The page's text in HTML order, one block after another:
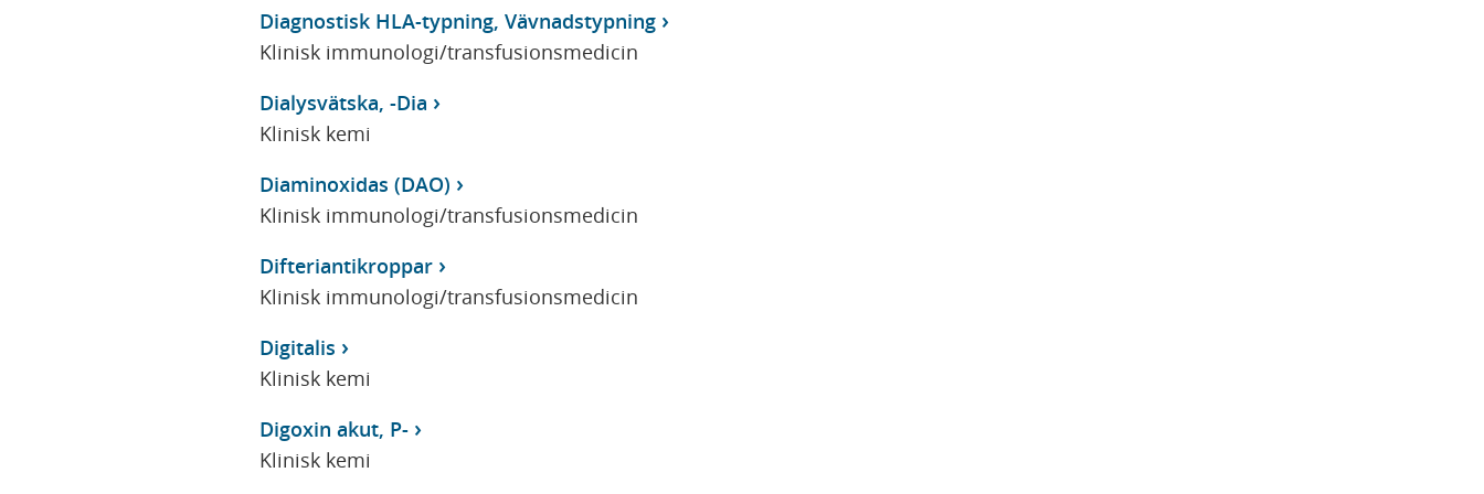
Diagnostisk HLA-typning, Vävnadstypning
Klinisk immunologi/transfusionsmedicin
Dialysvätska, -Dia
Klinisk kemi
Diaminoxidas (DAO)
Klinisk immunologi/transfusionsmedicin
Difteriantikroppar
Klinisk immunologi/transfusionsmedicin
Digitalis
Klinisk kemi
Digoxin akut, P-
Klinisk kemi